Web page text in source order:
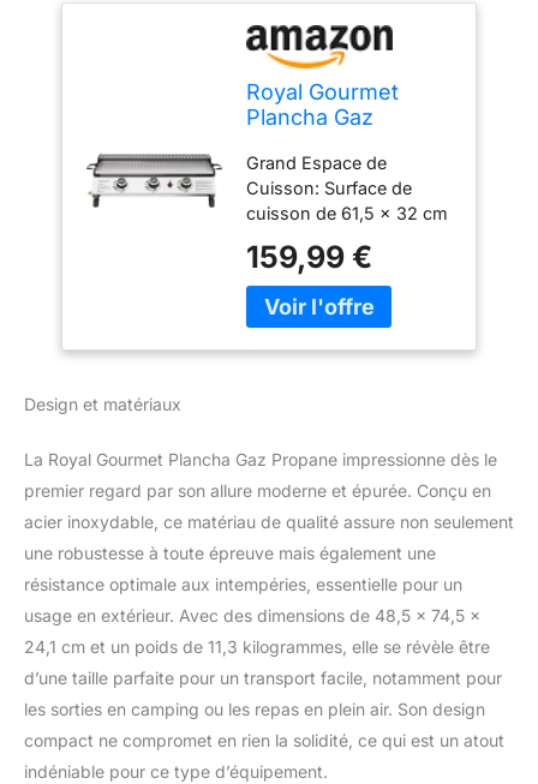
Royal Gourmet
Plancha Gaz
Inoxydable, 3
Brûleurs Puissance
7.5kW, Surface
Cuisson 61,5 x
32cm avec Grille de
Réchauffage,
Adapté pour Le
Camping et l'
Grand Espace de
Cuisson: Surface de
cuisson de 61,5 x 32 cm
réchauffage
supplémentaire de 61 x
13 cm, elle offre
et des efforts. Acier
inoxydable pour une
meilleure expérience de
Efficace: Les 3 brûleurs
en acier inoxydable,
d'une puissance totale
de 7,5 kW, offrent une
chaleur et des
performances
puissantes. Avec
système d'allumage
piézoélectrique, chaque
159,99 €
Design et matériaux
La Royal Gourmet Plancha Gaz Propane impressionne dès le
premier regard par son allure moderne et épurée. Conçu en
acier inoxydable, ce matériau de qualité assure non seulement
une robustesse à toute épreuve mais également une
résistance optimale aux intempéries, essentielle pour un
usage en extérieur. Avec des dimensions de 48,5 x 74,5 x
24,1 cm et un poids de 11,3 kilogrammes, elle se révèle être
d’une taille parfaite pour un transport facile, notamment pour
les sorties en camping ou les repas en plein air. Son design
compact ne compromet en rien la solidité, ce qui est un atout
indéniable pour ce type d’équipement.